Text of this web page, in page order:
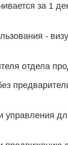
за 1
-
отдела
управления